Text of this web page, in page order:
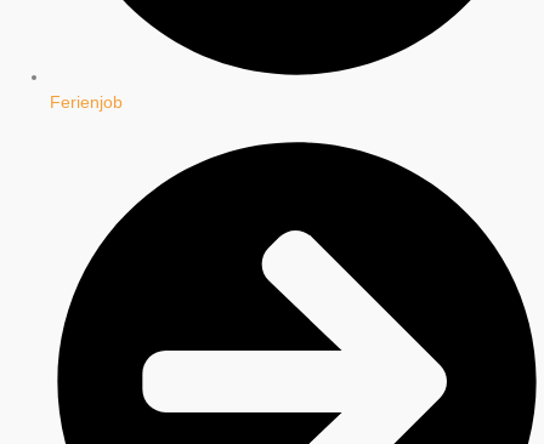
Ferienjob